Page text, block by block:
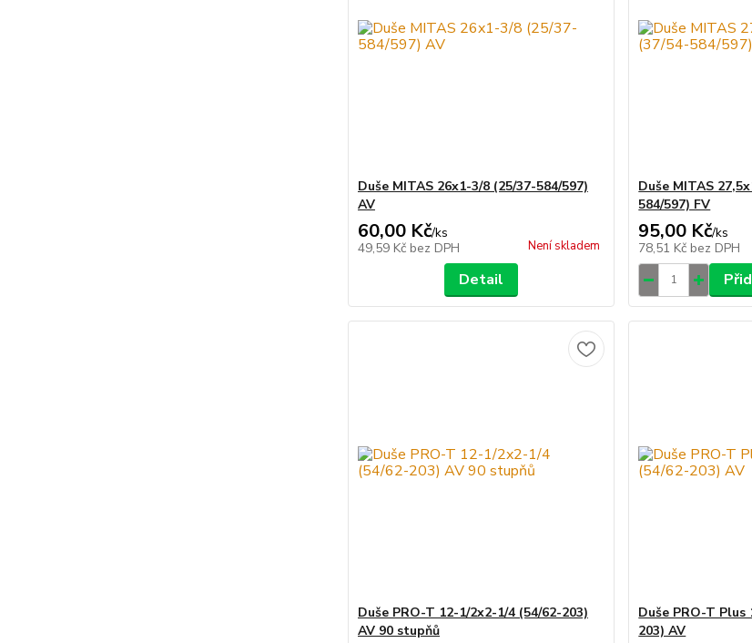
Duše MITAS 26x1-3/8 (25/37-584/597)
AV
60,00 Kč/ks
49,59 Kč bez DPH Není skladem
Detail
Duše MITAS
584/597) FV
95,00 Kč/ks
78,51 Kč bez DPH
Duše PRO-T 12-1/2x2-1/4 (54/62-203)
AV 90 stupňů
Duše PRO-T Plus
203) AV